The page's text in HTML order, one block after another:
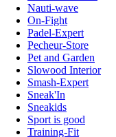
Nauti-wave
On-Fight
Padel-Expert
Pecheur-Store
Pet and Garden
Slowood Interior
Smash-Expert
Sneak'In
Sneakids
Sport is good
Training-Fit